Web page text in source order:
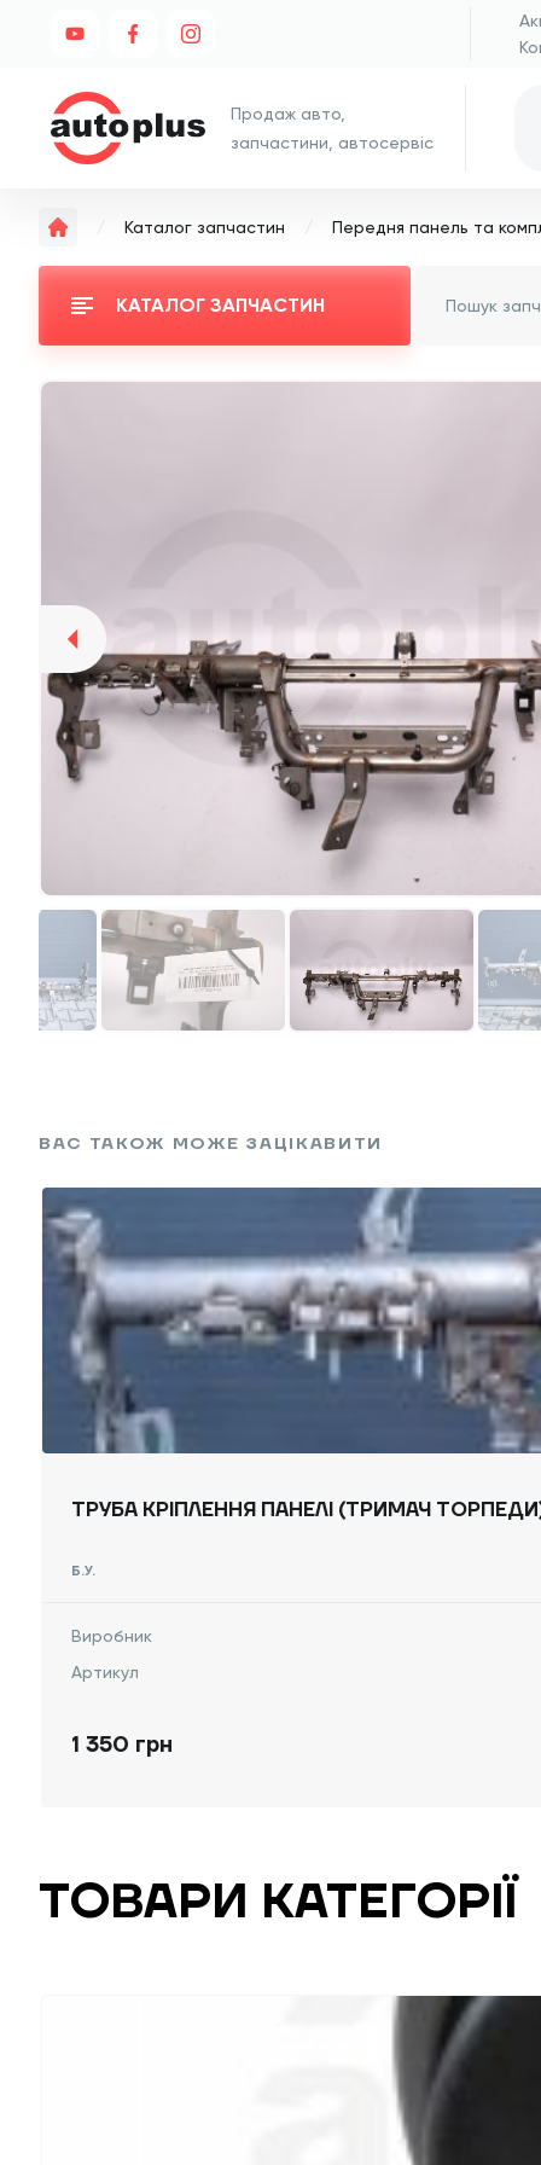
Продаж авто,
запчастини, автосервіс
Каталог запчастин Передня панель та
КАТАЛОГ ЗАПЧАСТИН
ВАС ТАКОЖ МОЖЕ ЗАЦІКАВИТИ
ТРУБА КРІПЛЕННЯ ПАНЕЛІ (ТРИМАЧ ТОРПЕДИ)
Б.У.
Виробник
Артикул
1 350 грн
ТОВАРИ КАТЕГОРІЇ